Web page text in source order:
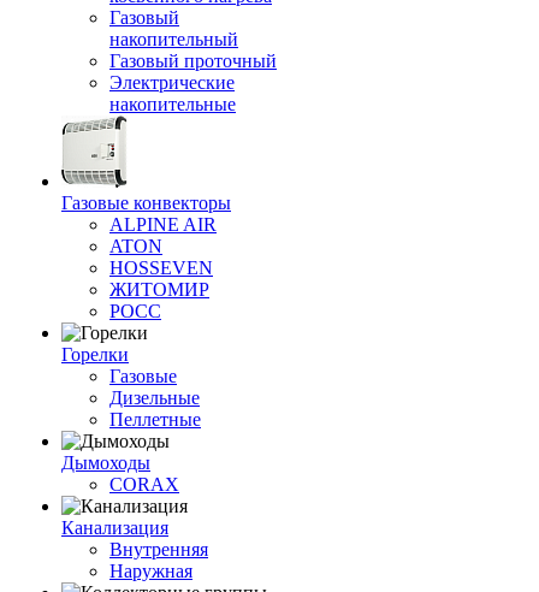
Газовый
накопительный
Газовый проточный
Электрические
накопительные
Газовые конвекторы
ALPINE AIR
ATON
HOSSEVEN
ЖИТОМИР
РОСС
Горелки
Газовые
Дизельные
Пеллетные
Дымоходы
CORAX
Канализация
Внутренняя
Наружная